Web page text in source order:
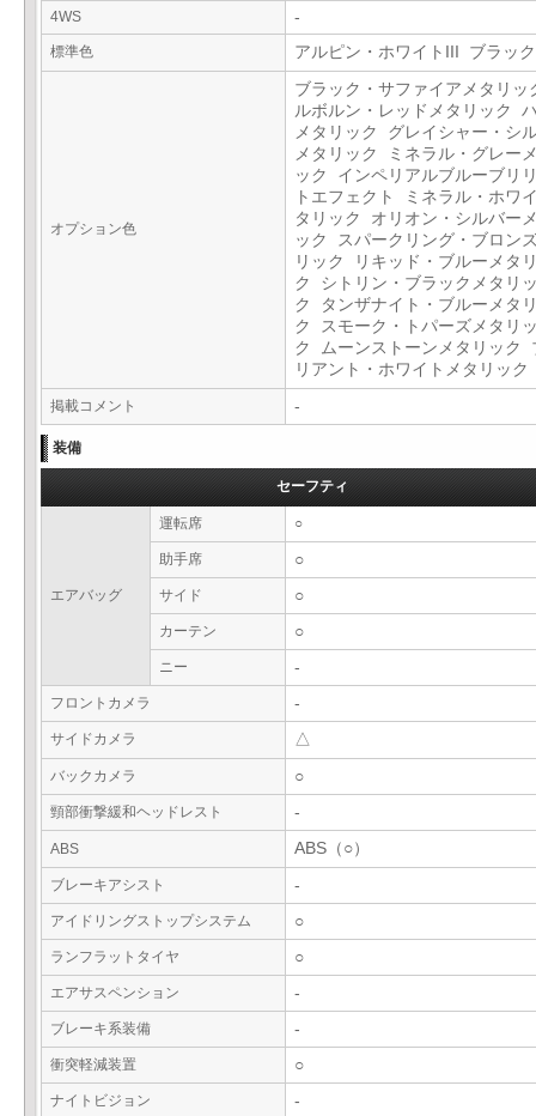
4WS -
標準色 アルピン・ホワイトIII ブラッ
オプション色
ブラック・サファイアメタリ
ルボルン・レッドメタリック
メタリック グレイシャー・シ
メタリック ミネラル・グレー
ック インペリアルブルーブリ
トエフェクト ミネラル・ホワ
タリック オリオン・シルバー
ック スパークリング・ブロン
リック リキッド・ブルーメタ
ク シトリン・ブラックメタリ
ク タンザナイト・ブルーメタ
ク スモーク・トパーズメタリ
ク ムーンストーンメタリック
リアント・ホワイトメタリッ
掲載コメント -
装備
セーフティ
エアバッグ
運転席 ○
助手席 ○
サイド ○
カーテン ○
ニー -
フロントカメラ -
サイドカメラ △
バックカメラ ○
頸部衝撃緩和ヘッドレスト -
ABS ABS（○）
ブレーキアシスト -
アイドリングストップシステム ○
ランフラットタイヤ ○
エアサスペンション -
ブレーキ系装備 -
衝突軽減装置 ○
ナイトビジョン -